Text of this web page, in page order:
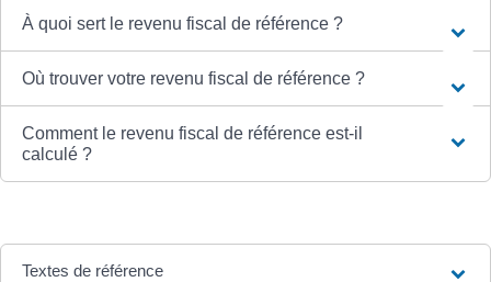
À quoi sert le revenu fiscal de référence ?
Où trouver votre revenu fiscal de référence ?
Comment le revenu fiscal de référence est-il
calculé ?
Textes de référence